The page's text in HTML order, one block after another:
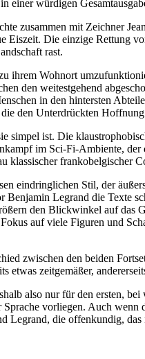
einer würdigen
zusammen mit Zeichner
Die einzige Rettung
rast.
ihrem Wohnort
den weitestgehend
in den hintersten
den Unterdrückten
simpel ist. Die
im Sci-Fi-Ambiente,
klassischer frankobelgischer
eindringlichen Stil, der
Legrand die Texte
den Blickwinkel auf das
auf viele Figuren und
zwischen den beiden
zeitgemäßer,
also nur für den ersten,
vorliegen. Auch
Legrand, die offenkundig,